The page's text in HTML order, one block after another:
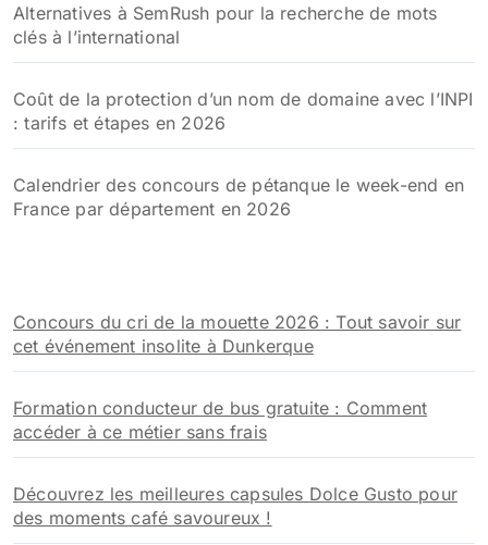
Alternatives à SemRush pour la recherche de mots
clés à l’international
Coût de la protection d’un nom de domaine avec l’INPI
: tarifs et étapes en 2026
Calendrier des concours de pétanque le week-end en
France par département en 2026
Concours du cri de la mouette 2026 : Tout savoir sur
cet événement insolite à Dunkerque
Formation conducteur de bus gratuite : Comment
accéder à ce métier sans frais
Découvrez les meilleures capsules Dolce Gusto pour
des moments café savoureux !